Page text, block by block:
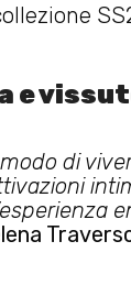
e
di